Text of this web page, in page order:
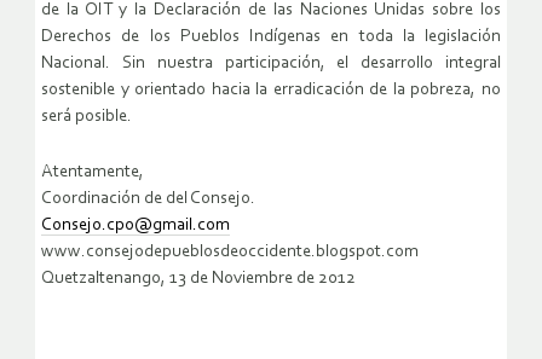
de la OIT y la Declaración de las Naciones Unidas sobre los
Derechos de los Pueblos Indígenas en toda la legislación
Nacional. Sin nuestra participación, el desarrollo integral
sostenible y orientado hacia la erradicación de la pobreza, no
será posible.
Atentamente,
Coordinación de del Consejo.
Consejo.cpo@gmail.com
www.consejodepueblosdeoccidente.blogspot.com
Quetzaltenango, 13 de Noviembre de 2012